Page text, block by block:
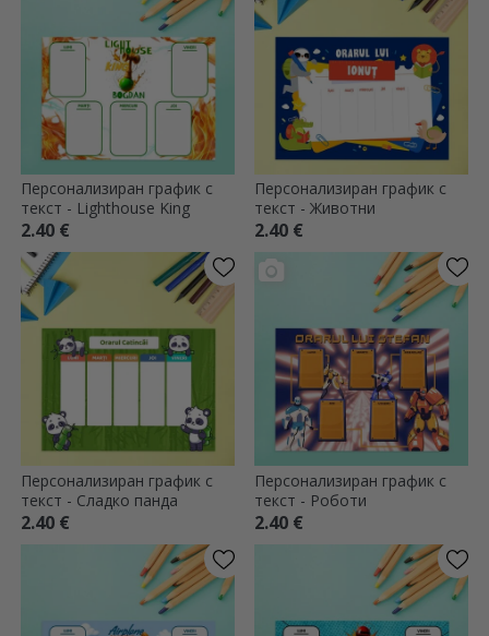
Персонализиран график с
текст - Lighthouse King
2.40 €
Персонализиран график с
текст - Животни
2.40 €
Персонализиран график с
текст - Сладко панда
2.40 €
Персонализиран график с
текст - Роботи
2.40 €